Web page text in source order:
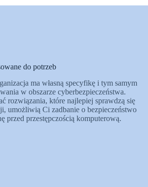
do potrzeb
ma własną specyfikę i tym samym
w obszarze cyberbezpieczeństwa.
rozwiązania, które najlepiej sprawdzą się
umożliwią Ci zadbanie o bezpieczeństwo
przed przestępczością komputerową.